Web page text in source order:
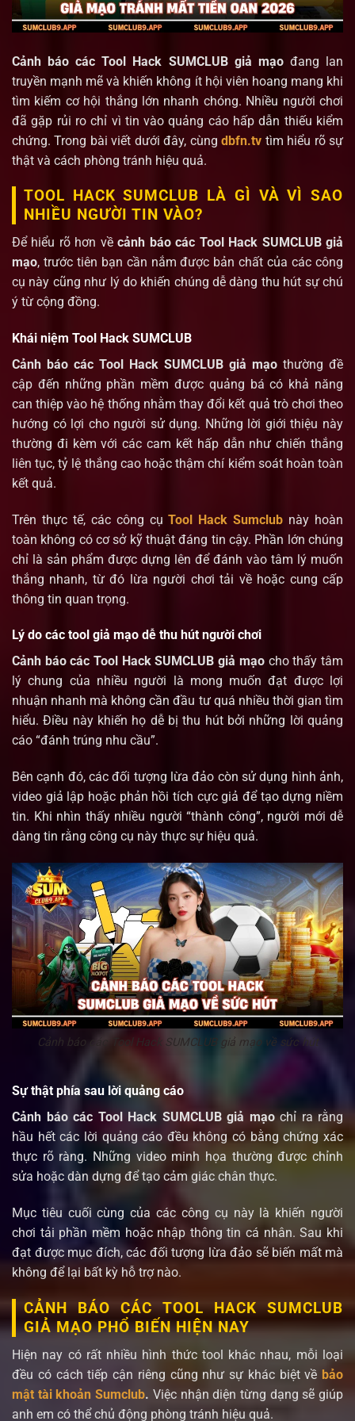
Cảnh báo các Tool Hack SUMCLUB giả mạođang lan
truyền mạnh mẽ và khiến không ít hội viên hoang mang khi
tìm kiếm cơ hội thắng lớn nhanh chóng. Nhiều người chơi
đã gặp rủi ro chỉ vì tin vào quảng cáo hấp dẫn thiếu kiểm
chứng. Trong bài viết dưới đây, cùng dbfn.tv tìm hiểu rõ sự
thật và cách phòng tránh hiệu quả.
TOOL HACK SUMCLUB LÀ GÌ VÀ VÌ SAO
NHIỀU NGƯỜI TIN VÀO?
Để hiểu rõ hơn vềcảnh báo các Tool Hack SUMCLUB giả
mạo, trước tiên bạn cần nắm được bản chất của các công
cụ này cũng như lý do khiến chúng dễ dàng thu hút sự chú
ý từ cộng đồng.
Khái niệm Tool Hack SUMCLUB
Cảnh báo các Tool Hack SUMCLUB giả mạo thường đề
cập đến những phần mềm được quảng bá có khả năng
can thiệp vào hệ thống nhằm thay đổi kết quả trò chơi theo
hướng có lợi cho người sử dụng. Những lời giới thiệu này
thường đi kèm với các cam kết hấp dẫn như chiến thắng
liên tục, tỷ lệ thắng cao hoặc thậm chí kiểm soát hoàn toàn
kết quả.
Trên thực tế, các công cụTool Hack Sumclub này hoàn
toàn không có cơ sở kỹ thuật đáng tin cậy. Phần lớn chúng
chỉ là sản phẩm được dựng lên để đánh vào tâm lý muốn
thắng nhanh, từ đó lừa người chơi tải về hoặc cung cấp
thông tin quan trọng.
Lý do các tool giả mạo dễ thu hút người chơi
Cảnh báo các Tool Hack SUMCLUB giả mạocho thấy tâm
lý chung của nhiều người là mong muốn đạt được lợi
nhuận nhanh mà không cần đầu tư quá nhiều thời gian tìm
hiểu. Điều này khiến họ dễ bị thu hút bởi những lời quảng
cáo “đánh trúng nhu cầu”.
Bên cạnh đó, các đối tượng lừa đảo còn sử dụng hình ảnh,
video giả lập hoặc phản hồi tích cực giả để tạo dựng niềm
tin. Khi nhìn thấy nhiều người “thành công”, người mới dễ
dàng tin rằng công cụ này thực sự hiệu quả.
Cảnh báo các Tool Hack SUMCLUB giả mạo về sức hút
Sự thật phía sau lời quảng cáo
Cảnh báo các Tool Hack SUMCLUB giả mạochỉ ra rằng
hầu hết các lời quảng cáo đều không có bằng chứng xác
thực rõ ràng. Những video minh họa thường được chỉnh
sửa hoặc dàn dựng để tạo cảm giác chân thực.
Mục tiêu cuối cùng của các công cụ này là khiến người
chơi tải phần mềm hoặc nhập thông tin cá nhân. Sau khi
đạt được mục đích, các đối tượng lừa đảo sẽ biến mất mà
không để lại bất kỳ hỗ trợ nào.
CẢNH BÁO CÁC TOOL HACK SUMCLUB
GIẢ MẠO PHỔ BIẾN HIỆN NAY
Hiện nay có rất nhiều hình thức tool khác nhau, mỗi loại
đều có cách tiếp cận riêng cũng như sự khác biệt về bảo
mật tài khoản Sumclub. Việc nhận diện từng dạng sẽ giúp
anh em có thể chủ động phòng tránh hiệu quả.